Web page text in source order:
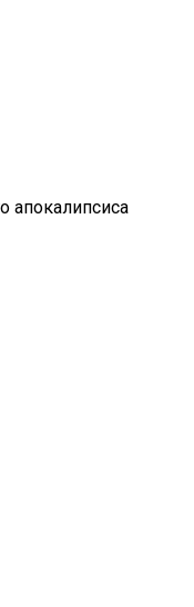
апокалипсиса